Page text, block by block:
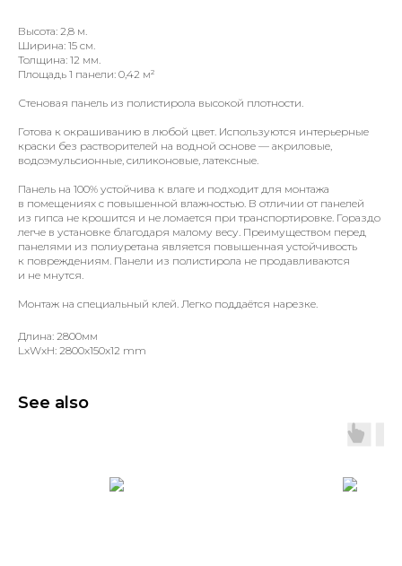
Высота: 2,8 м.
Ширина: 15 см.
Толщина: 12 мм.
Площадь 1 панели: 0,42 м²
Стеновая панель из полистирола высокой плотности.
Готова к окрашиванию в любой цвет. Используются интерьерные
краски без растворителей на водной основе — акриловые,
водоэмульсионные, силиконовые, латексные.
Панель на 100% устойчива к влаге и подходит для монтажа
в помещениях с повышенной влажностью. В отличии от панелей
из гипса не крошится и не ломается при транспортировке. Гораздо
легче в установке благодаря малому весу. Преимуществом перед
панелями из полиуретана является повышенная устойчивость
к повреждениям. Панели из полистирола не продавливаются
и не мнутся.
Монтаж на специальный клей. Легко поддаётся нарезке.
Длина: 2800мм
LxWxH: 2800x150x12 mm
See also